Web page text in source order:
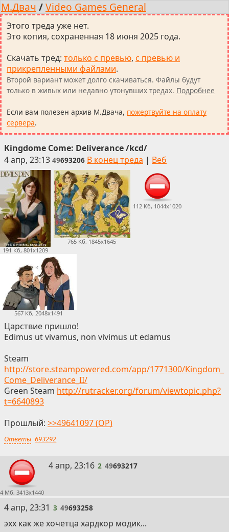
М.Двач /Video Games General
Этого треда уже нет.
Это копия, сохраненная 18 июня 2025 года.
Скачать тред: только с превью, с превью и
прикрепленными файлами.
Второй вариант может долго скачиваться. Файлы будут
только в живых или недавно утонувших тредах. Подробнее
Если вам полезен архив М.Двача, пожертвуйте на оплату
сервера.
Kingdome Come: Deliverance /kcd/
4 апр, 23:13 49693206 В конец треда | Веб
191 Кб, 801x1209
765 Кб, 1845x1645
112 Кб, 1044x1020
567 Кб, 2048x1491
Царствие пришло!
Edimus ut vivamus, non vivimus ut edamus
Steam
http://store.steampowered.com/app/1771300/Kingdom_
Come_Deliverance_II/
Green Steam http://rutracker.org/forum/viewtopic.php?
t=6640893
Прошлый: >>49641097 (OP)
Ответы 693292
4 Мб, 3413x1440
2
4 апр, 23:16 2 49693217
3
4 апр, 23:31 3 49693258
эхх как же хочетца хардкор модик...